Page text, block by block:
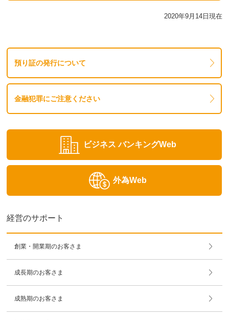
2020年9月14日現在
預り証の発行について
金融犯罪にご注意ください
ビジネス バンキングWeb
外為Web
経営のサポート
創業・開業期のお客さま
成長期のお客さま
成熟期のお客さま